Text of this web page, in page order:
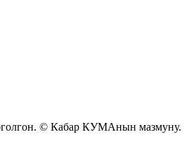
© Кабар КУМАнын мазмуну.